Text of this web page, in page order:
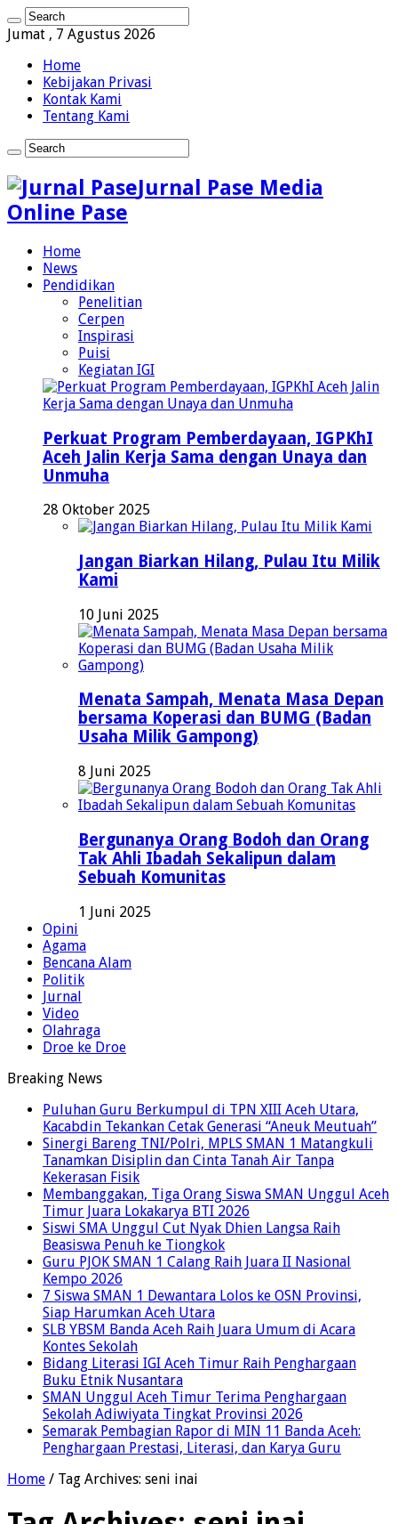
Jumat , 7 Agustus 2026
Home
Kebijakan Privasi
Kontak Kami
Tentang Kami
Jurnal Pase Media
Online Pase
Home
News
Pendidikan
Penelitian
Cerpen
Inspirasi
Puisi
Kegiatan IGI
Perkuat Program Pemberdayaan, IGPKhI
Aceh Jalin Kerja Sama dengan Unaya dan
Unmuha
28 Oktober 2025
Jangan Biarkan Hilang, Pulau Itu Milik
Kami
10 Juni 2025
Menata Sampah, Menata Masa Depan
bersama Koperasi dan BUMG (Badan
Usaha Milik Gampong)
8 Juni 2025
Bergunanya Orang Bodoh dan Orang
Tak Ahli Ibadah Sekalipun dalam
Sebuah Komunitas
1 Juni 2025
Opini
Agama
Bencana Alam
Politik
Jurnal
Video
Olahraga
Droe ke Droe
Breaking News
Puluhan Guru Berkumpul di TPN XIII Aceh Utara,
Kacabdin Tekankan Cetak Generasi “Aneuk Meutuah”
Sinergi Bareng TNI/Polri, MPLS SMAN 1 Matangkuli
Tanamkan Disiplin dan Cinta Tanah Air Tanpa
Kekerasan Fisik
Membanggakan, Tiga Orang Siswa SMAN Unggul Aceh
Timur Juara Lokakarya BTI 2026
Siswi SMA Unggul Cut Nyak Dhien Langsa Raih
Beasiswa Penuh ke Tiongkok
Guru PJOK SMAN 1 Calang Raih Juara II Nasional
Kempo 2026
7 Siswa SMAN 1 Dewantara Lolos ke OSN Provinsi,
Siap Harumkan Aceh Utara
SLB YBSM Banda Aceh Raih Juara Umum di Acara
Kontes Sekolah
Bidang Literasi IGI Aceh Timur Raih Penghargaan
Buku Etnik Nusantara
SMAN Unggul Aceh Timur Terima Penghargaan
Sekolah Adiwiyata Tingkat Provinsi 2026
Semarak Pembagian Rapor di MIN 11 Banda Aceh:
Penghargaan Prestasi, Literasi, dan Karya Guru
Home / Tag Archives: seni inai